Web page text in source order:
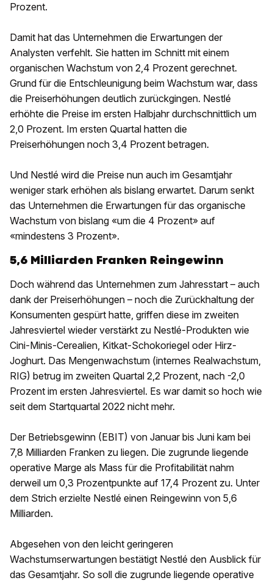
Prozent.
Damit hat das Unternehmen die Erwartungen der
Analysten verfehlt. Sie hatten im Schnitt mit einem
organischen Wachstum von 2,4 Prozent gerechnet.
Grund für die Entschleunigung beim Wachstum war, dass
die Preiserhöhungen deutlich zurückgingen. Nestlé
erhöhte die Preise im ersten Halbjahr durchschnittlich um
2,0 Prozent. Im ersten Quartal hatten die
Preiserhöhungen noch 3,4 Prozent betragen.
Und Nestlé wird die Preise nun auch im Gesamtjahr
weniger stark erhöhen als bislang erwartet. Darum senkt
das Unternehmen die Erwartungen für das organische
Wachstum von bislang «um die 4 Prozent» auf
«mindestens 3 Prozent».
5,6 Milliarden Franken Reingewinn
Doch während das Unternehmen zum Jahresstart – auch
dank der Preiserhöhungen – noch die Zurückhaltung der
Konsumenten gespürt hatte, griffen diese im zweiten
Jahresviertel wieder verstärkt zu Nestlé-Produkten wie
Cini-Minis-Cerealien, Kitkat-Schokoriegel oder Hirz-
Joghurt. Das Mengenwachstum (internes Realwachstum,
RIG) betrug im zweiten Quartal 2,2 Prozent, nach -2,0
Prozent im ersten Jahresviertel. Es war damit so hoch wie
seit dem Startquartal 2022 nicht mehr.
Der Betriebsgewinn (EBIT) von Januar bis Juni kam bei
7,8 Milliarden Franken zu liegen. Die zugrunde liegende
operative Marge als Mass für die Profitabilität nahm
derweil um 0,3 Prozentpunkte auf 17,4 Prozent zu. Unter
dem Strich erzielte Nestlé einen Reingewinn von 5,6
Milliarden.
Abgesehen von den leicht geringeren
Wachstumserwartungen bestätigt Nestlé den Ausblick für
das Gesamtjahr. So soll die zugrunde liegende operative